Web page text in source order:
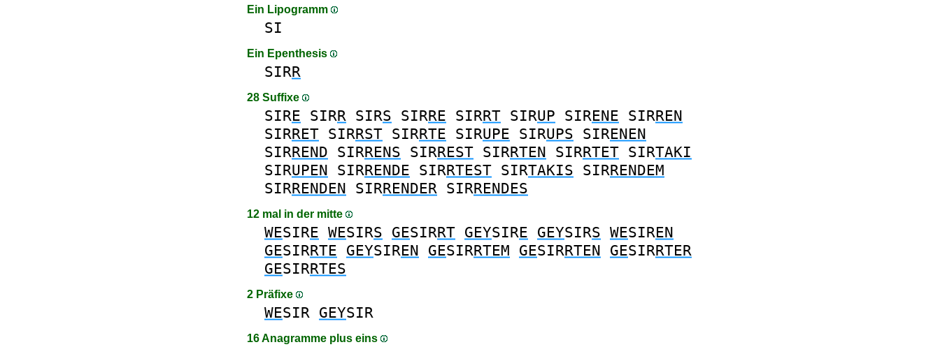
Ein Lipogramm
SI
Ein Epenthesis
SIRR
28 Suffixe
SIRE SIRR SIRS SIRRE SIRRT SIRUP SIRENE SIRREN
SIRRET SIRRST SIRRTE SIRUPE SIRUPS SIRENEN
SIRREND SIRRENS SIRREST SIRRTEN SIRRTET SIRTAKI
SIRUPEN SIRRENDE SIRRTEST SIRTAKIS SIRRENDEM
SIRRENDEN SIRRENDER SIRRENDES
12 mal in der mitte
WESIRE WESIRS GESIRRT GEYSIRE GEYSIRS WESIREN
GESIRRTE GEYSIREN GESIRRTEM GESIRRTEN GESIRRTER
GESIRRTES
2 Präfixe
WESIR GEYSIR
16 Anagramme plus eins